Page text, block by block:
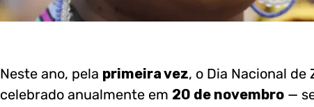
Neste ano, pela primeira vez, o Dia Nacional de
celebrado anualmente em 20 de novembro —